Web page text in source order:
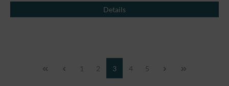
Details
Seite
1 Seite
2 Seite
3 Seite
4 Seite
5